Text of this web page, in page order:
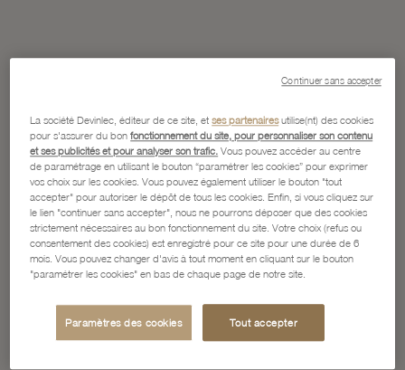
La société Devinlec, éditeur de ce site, etses partenairesutilise(nt) des cookies
pour s'assurer du bonfonctionnement du site, pour personnaliser son contenu
et ses publicités et pour analyser son trafic. Vous pouvez accéder au centre
de paramétrage en utilisant le bouton “paramétrer les cookies” pour exprimer
vos choix sur les cookies. Vous pouvez également utiliser le bouton "tout
accepter" pour autoriser le dépôt de tous les cookies. Enfin, si vous cliquez sur
le lien "continuer sans accepter", nous ne pourrons déposer que des cookies
strictement nécessaires au bon fonctionnement du site. Votre choix (refus ou
consentement des cookies) est enregistré pour ce site pour une durée de 6
mois. Vous pouvez changer d'avis à tout moment en cliquant sur le bouton
"paramétrer les cookies" en bas de chaque page de notre site.
Paramètres des cookies Tout accepter
Continuer sans accepter